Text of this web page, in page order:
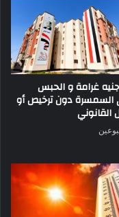
غرامة و الحبس
السمسرة دون ترخيص أو
القانوني